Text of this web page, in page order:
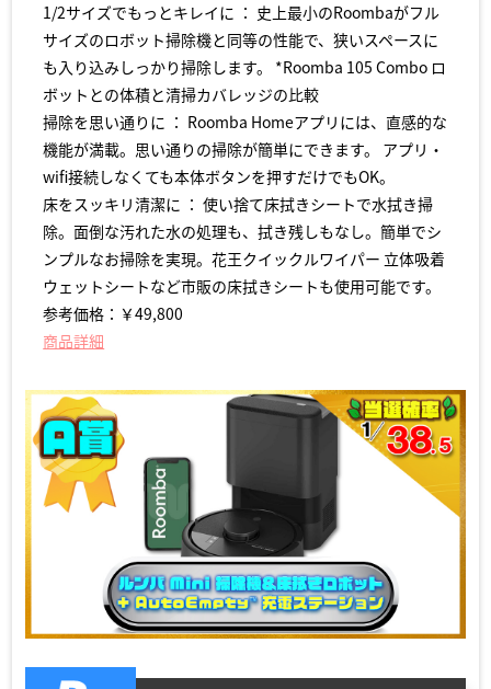
1/2サイズでもっとキレイに ： 史上最小のRoombaがフル
サイズのロボット掃除機と同等の性能で、狭いスペースに
も入り込みしっかり掃除します。 *Roomba 105 Combo ロ
ボットとの体積と清掃カバレッジの比較
掃除を思い通りに ： Roomba Homeアプリには、直感的な
機能が満載。思い通りの掃除が簡単にできます。 アプリ・
wifi接続しなくても本体ボタンを押すだけでもOK。
床をスッキリ清潔に ： 使い捨て床拭きシートで水拭き掃
除。面倒な汚れた水の処理も、拭き残しもなし。簡単でシ
ンプルなお掃除を実現。花王クイックルワイパー 立体吸着
ウェットシートなど市販の床拭きシートも使用可能です。
参考価格：￥49,800
商品詳細